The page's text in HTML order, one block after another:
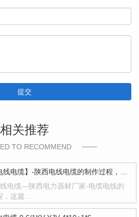
提交
相关推荐
TO RECOMMEND
电缆—陕西电力器材厂家-电缆电线的
，这篇…